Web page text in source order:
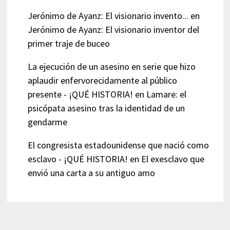
Jerónimo de Ayanz: El visionario invento... en
Jerónimo de Ayanz: El visionario inventor del
primer traje de buceo
La ejecución de un asesino en serie que hizo
aplaudir enfervorecidamente al público
presente - ¡QUÉ HISTORIA! en Lamare: el
psicópata asesino tras la identidad de un
gendarme
El congresista estadounidense que nació como
esclavo - ¡QUÉ HISTORIA! en El exesclavo que
envió una carta a su antiguo amo